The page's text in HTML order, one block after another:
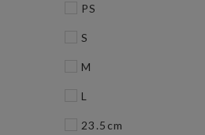
PS
S
M
L
23.5cm